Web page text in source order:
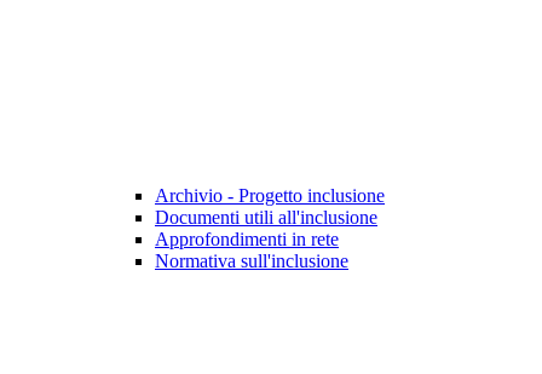
Archivio - Progetto inclusione
Documenti utili all'inclusione
Approfondimenti in rete
Normativa sull'inclusione